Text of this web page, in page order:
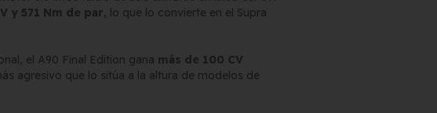
y 571 Nm de par, lo que lo convierte en el Supra
el A90 Final Edition gana más de 100 CV
agresivo que lo sitúa a la altura de modelos de